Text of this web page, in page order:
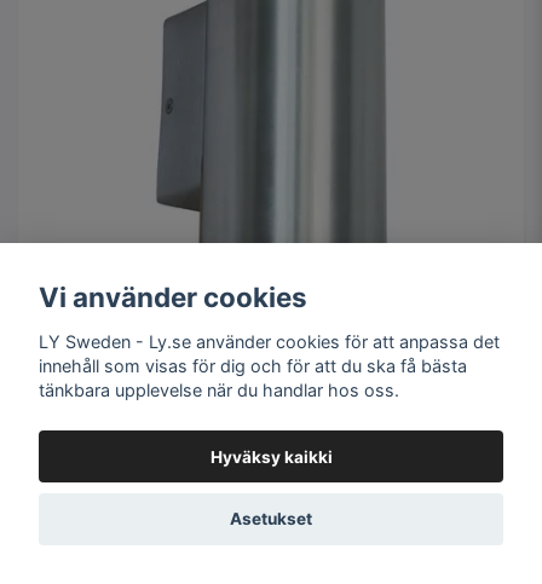
Llitt Nils II Väggarmatur 2xGU10-sockel IP44
Aluminium
42,21 €
Varastossa
Vi använder cookies
LY Sweden - Ly.se använder cookies för att anpassa det
innehåll som visas för dig och för att du ska få bästa
tänkbara upplevelse när du handlar hos oss.
Hyväksy kaikki
Asetukset